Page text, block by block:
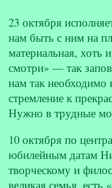
23 октября
нам быть с ним на
материальная, хоть
смотри» — так
нам так
стремление к
Нужно в трудные
10 октября по
юбилейным датам
творческому и
великая семья, есть «